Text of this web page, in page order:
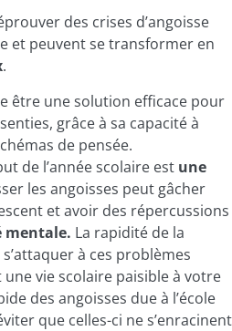
des crises d’angoisse
et peuvent se transformer en
.
être une solution efficace pour
grâce à sa capacité à
de pensée.
de l’année scolaire est une
les angoisses peut gâcher
et avoir des répercussions
mentale. La rapidité de la
à ces problèmes
vie scolaire paisible à votre
des angoisses due à l’école
que celles-ci ne s’enracinent